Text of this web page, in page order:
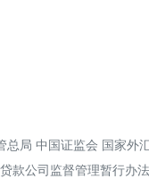
总局 中国证监会 国家外
款公司监督管理暂行办